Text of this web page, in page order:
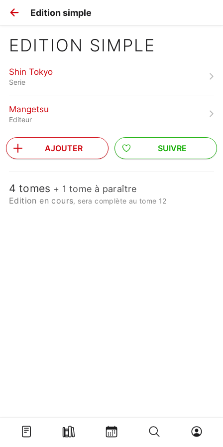
Edition simple
EDITION SIMPLE
Shin Tokyo
Serie
Mangetsu
Editeur
AJOUTER SUIVRE
4 tomes + 1 tome à paraître
Edition en cours, sera complète au tome 12